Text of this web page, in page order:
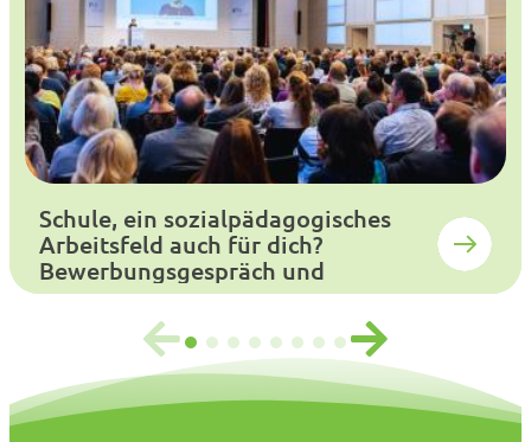
Schule, ein sozialpädagogisches
Arbeitsfeld auch für dich?
Bewerbungsgespräch und
Auswahlverfahren